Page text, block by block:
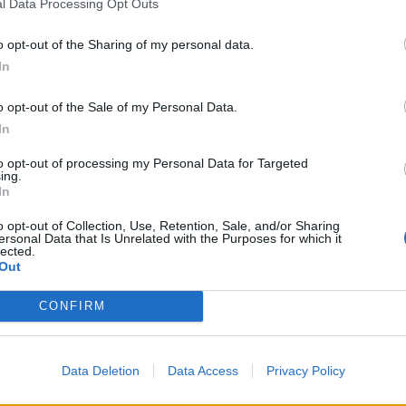
Data Processing Opt Outs
opt-out of the Sharing of my personal data.
opt-out of the Sale of my Personal Data.
opt-out of processing my Personal Data for Targeted
opt-out of Collection, Use, Retention, Sale, and/or Sharing
Data that Is Unrelated with the Purposes for which it
CONFIRM
Data Deletion Data Access Privacy Policy
LE NOSTRE INIZIATIVE EDITORIALI
servizi a disposizione della
del mondo del
lettori sia in formato